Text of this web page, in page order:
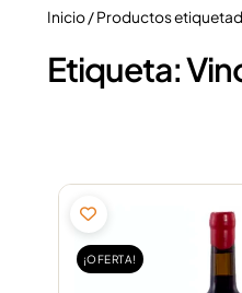
Inicio/ Productos
Etiqueta:
¡OFERTA!
precio
original
era: